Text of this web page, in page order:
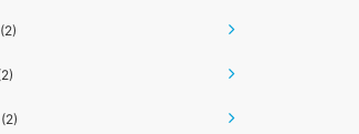
(2)
(2)